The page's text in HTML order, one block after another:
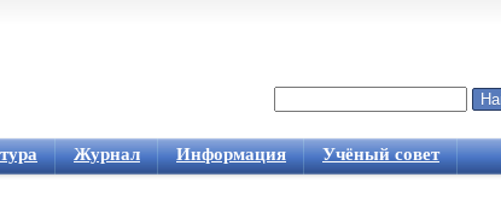
Форма поиска
Журнал Информация Учёный совет